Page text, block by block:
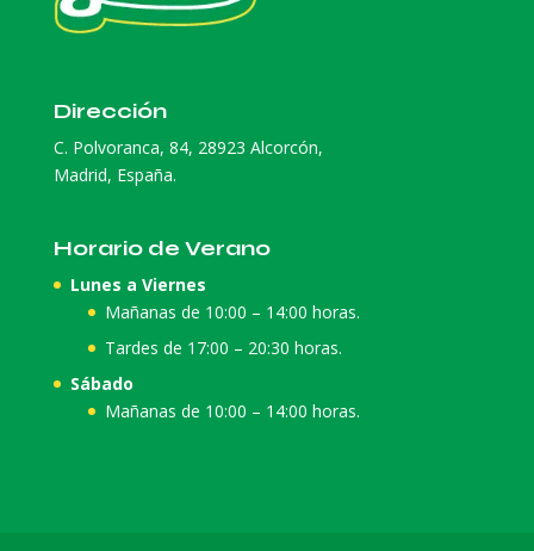
Dirección
C. Polvoranca, 84, 28923 Alcorcón,
Madrid, España.
Horario de Verano
Lunes a Viernes
Mañanas de 10:00 – 14:00 horas.
Tardes de 17:00 – 20:30 horas.
Sábado
Mañanas de 10:00 – 14:00 horas.